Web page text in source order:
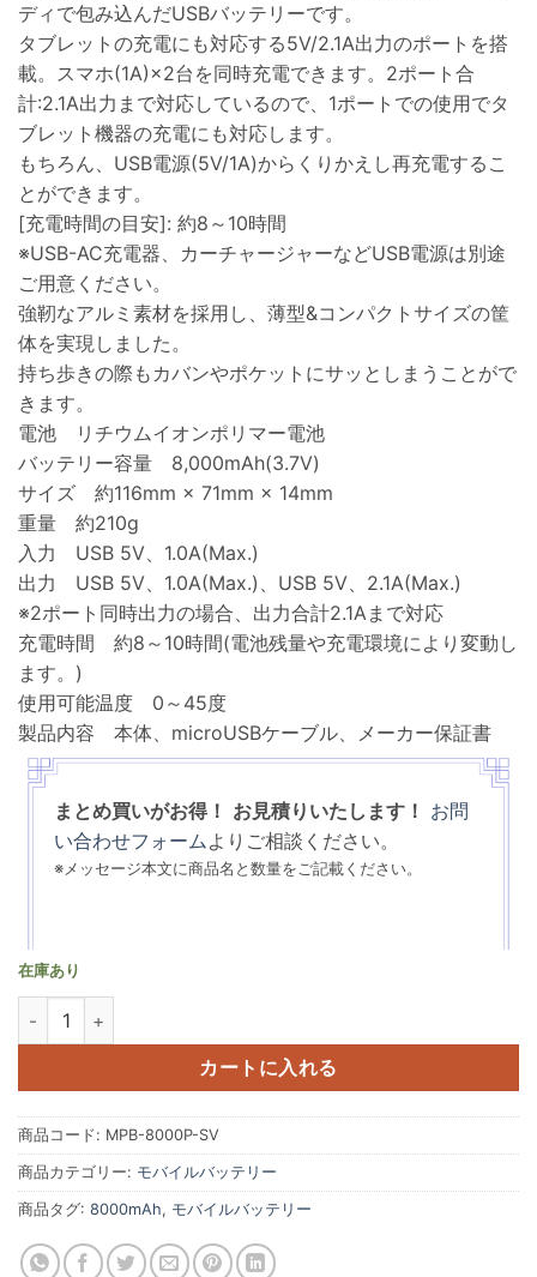
ディで包み込んだUSBバッテリーです。
タブレットの充電にも対応する5V/2.1A出力のポートを搭
載。スマホ(1A)×2台を同時充電できます。2ポート合
計:2.1A出力まで対応しているので、1ポートでの使用でタ
ブレット機器の充電にも対応します。
もちろん、USB電源(5V/1A)からくりかえし再充電するこ
とができます。
[充電時間の目安]: 約8～10時間
※USB-AC充電器、カーチャージャーなどUSB電源は別途
ご用意ください。
強靭なアルミ素材を採用し、薄型&コンパクトサイズの筐
体を実現しました。
持ち歩きの際もカバンやポケットにサッとしまうことがで
きます。
電池 リチウムイオンポリマー電池
バッテリー容量 8,000mAh(3.7V)
サイズ 約116mm × 71mm × 14mm
重量 約210g
入力 USB 5V、1.0A(Max.)
出力 USB 5V、1.0A(Max.)、USB 5V、2.1A(Max.)
※2ポート同時出力の場合、出力合計2.1Aまで対応
充電時間 約8～10時間(電池残量や充電環境により変動し
ます。)
使用可能温度 0～45度
製品内容 本体、microUSBケーブル、メーカー保証書
まとめ買いがお得！ お見積りいたします！ お問
い合わせフォームよりご相談ください。
※メッセージ本文に商品名と数量をご記載ください。
在庫あり
アルミボディの薄型モバイルバッテリー 8000mAh シルバー
カートに入れる
商品コード: MPB-8000P-SV
商品カテゴリー: モバイルバッテリー
商品タグ: 8000mAh, モバイルバッテリー